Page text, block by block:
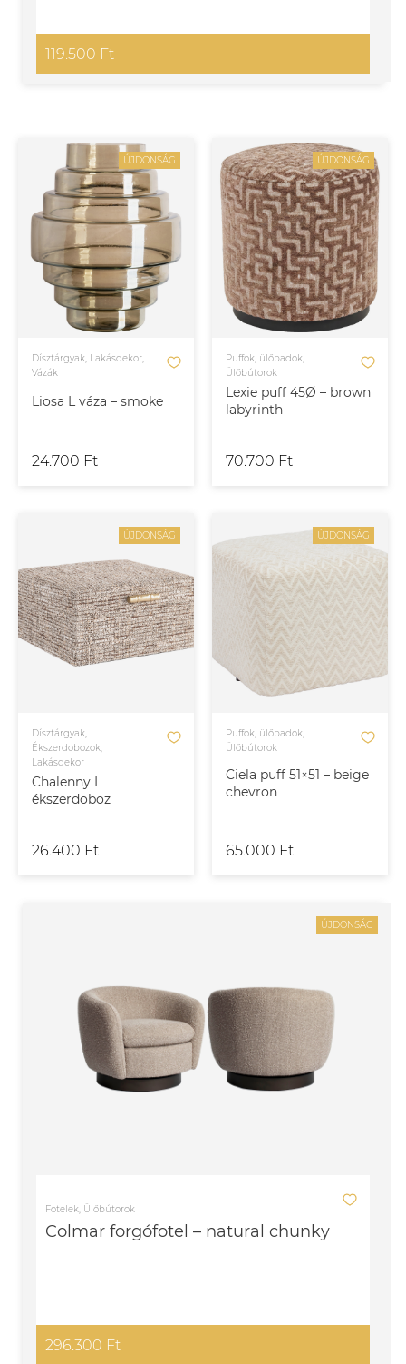
119.500 Ft
ÚJDONSÁG
Liosa L váza – smoke
Dísztárgyak, Lakásdekor,
Vázák
24.700 Ft
ÚJDONSÁG
Lexie puff 45Ø – brown
labyrinth
Puffok, ülőpadok,
Ülőbútorok
70.700 Ft
ÚJDONSÁG
Chalenny L
ékszerdoboz
Dísztárgyak,
Ékszerdobozok,
Lakásdekor
26.400 Ft
ÚJDONSÁG
Ciela puff 51×51 – beige
chevron
Puffok, ülőpadok,
Ülőbútorok
65.000 Ft
ÚJDONSÁG
Colmar forgófotel – natural chunky
Fotelek, Ülőbútorok
296.300 Ft